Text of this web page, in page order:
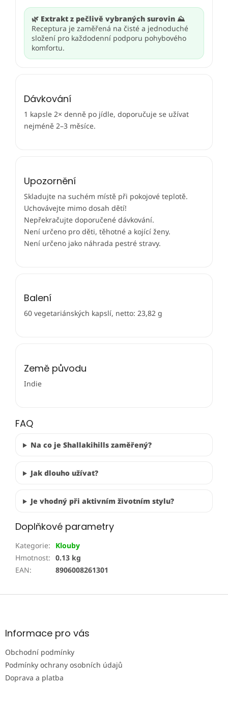
🌿 Extrakt z pečlivě vybraných surovin ⛰️
Receptura je zaměřená na čisté a jednoduché
složení pro každodenní podporu pohybového
komfortu.
Dávkování
1 kapsle 2× denně po jídle, doporučuje se užívat
nejméně 2–3 měsíce.
Upozornění
Skladujte na suchém místě při pokojové teplotě.
Uchovávejte mimo dosah dětí!
Nepřekračujte doporučené dávkování.
Není určeno pro děti, těhotné a kojící ženy.
Není určeno jako náhrada pestré stravy.
Balení
60 vegetariánských kapslí, netto: 23,82 g
Země původu
Indie
FAQ
Na co je Shallakihills zaměřený?
Jak dlouho užívat?
Je vhodný při aktivním životním stylu?
Doplňkové parametry
Kategorie:
Klouby
Hmotnost: 0.13 kg
EAN: 8906008261301
Z
aInformace pro vás
Obchodní podmínky
Podmínky ochrany osobních údajů
Doprava a platba